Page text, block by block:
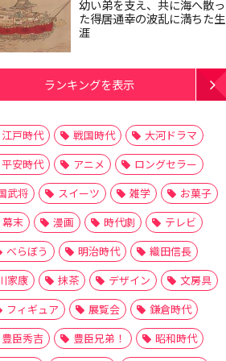
幼い弟を支え、共に海へ散っ
た得居通幸の波乱に満ちた生
涯
ランキングを表示
江戸時代 戦国時代
大河ドラマ
平安時代
アニメ
ロングセラー
武将
スイーツ 雑学
お菓子
幕末
漫画 時代劇
テレビ
べらぼう
明治時代
織田信長
家康
抹茶 デザイン
文房具
フィギュア
展覧会
鎌倉時代
豊臣秀吉
豊臣兄弟！
昭和時代